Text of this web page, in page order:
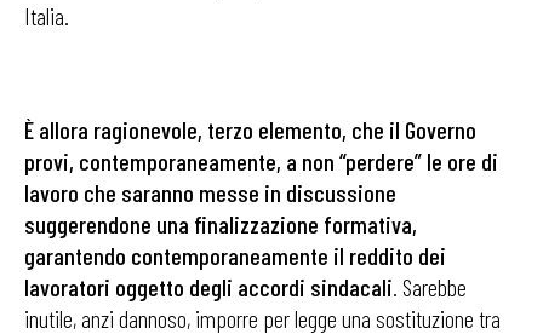
Italia.
È allora ragionevole, terzo elemento, che il Governo
provi, contemporaneamente, a non “perdere” le ore di
lavoro che saranno messe in discussione
suggerendone una finalizzazione formativa,
garantendo contemporaneamente il reddito dei
lavoratori oggetto degli accordi sindacali. Sarebbe
inutile, anzi dannoso, imporre per legge una sostituzione tra